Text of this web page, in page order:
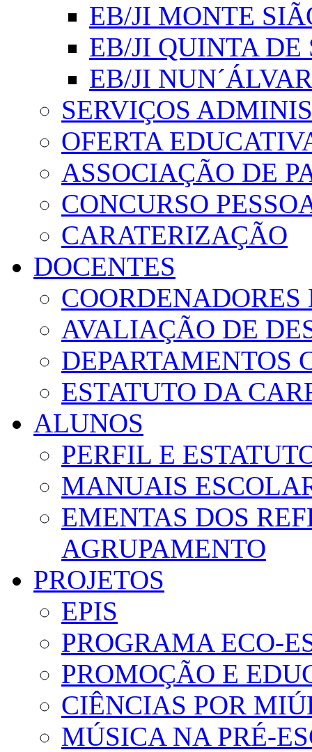
EB/JI MONTE
EB/JI QUINTA DE
EB/JI
SERVIÇOS
OFERTA
ASSOCIAÇÃO DE
CONCURSO
CARATERIZAÇÃO
DOCENTES
AVALIAÇÃO DE
DEPARTAMENTOS
ESTATUTO DA
ALUNOS
PERFIL E
MANUAIS
EMENTAS DOS
AGRUPAMENTO
PROJETOS
EPIS
PROGRAMA ECO-
PROMOÇÃO E
CIÊNCIAS POR
MÚSICA NA PRÉ-